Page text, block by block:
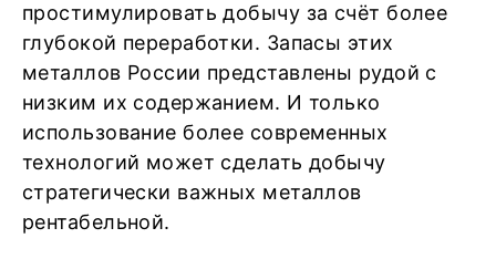
простимулировать добычу за счёт более
глубокой переработки. Запасы этих
металлов России представлены рудой с
низким их содержанием. И только
использование более современных
технологий может сделать добычу
стратегически важных металлов
рентабельной.